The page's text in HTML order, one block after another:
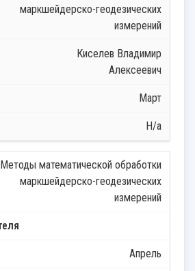
маркшейдерско-геодезических
измерений
Киселев Владимир
Алексеевич
Март
Н/а
Методы математической обработки
маркшейдерско-геодезических
измерений
Апрель